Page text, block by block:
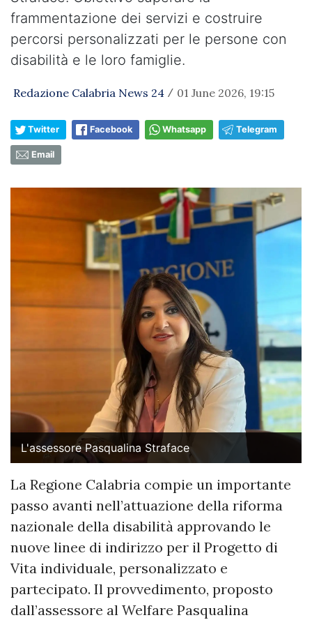
frammentazione dei servizi e costruire
percorsi personalizzati per le persone con
disabilità e le loro famiglie.
Redazione Calabria News 24 / 01 June 2026, 19:15
Twitter Facebook Whatsapp Telegram
Email
L'assessore Pasqualina Straface
La Regione Calabria compie un importante
passo avanti nell’attuazione della riforma
nazionale della disabilità approvando le
nuove linee di indirizzo per il Progetto di
Vita individuale, personalizzato e
partecipato. Il provvedimento, proposto
dall’assessore al Welfare Pasqualina